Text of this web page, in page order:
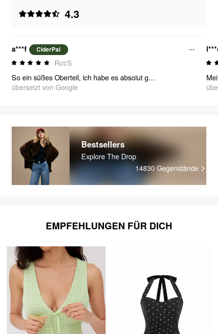
4.3
a***f CiderPal
Rot/S
So ein süßes Oberteil, ich habe es absolut geliebt !! Habe es für meine Reise nach Italien verwendet 🍓
übersetzt von Google
Bestsellers
Explore The Drop
14830 Gegenstände
EMPFEHLUNGEN FÜR DICH